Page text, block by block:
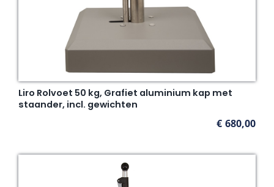
Liro Rolvoet 50 kg, Grafiet aluminium kap met
staander, incl. gewichten
€ 680,00